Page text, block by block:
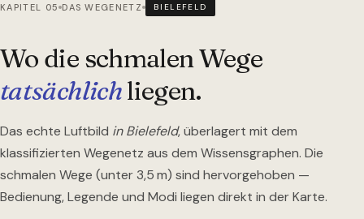
KAPITEL 05 DAS WEGENETZ BIELEFELD
Wo die schmalen Wege
tatsächlichliegen.
Das echte Luftbild in Bielefeld, überlagert mit dem
klassifizierten Wegenetz aus dem Wissensgraphen. Die
schmalen Wege (unter 3,5 m) sind hervorgehoben —
Bedienung, Legende und Modi liegen direkt in der Karte.